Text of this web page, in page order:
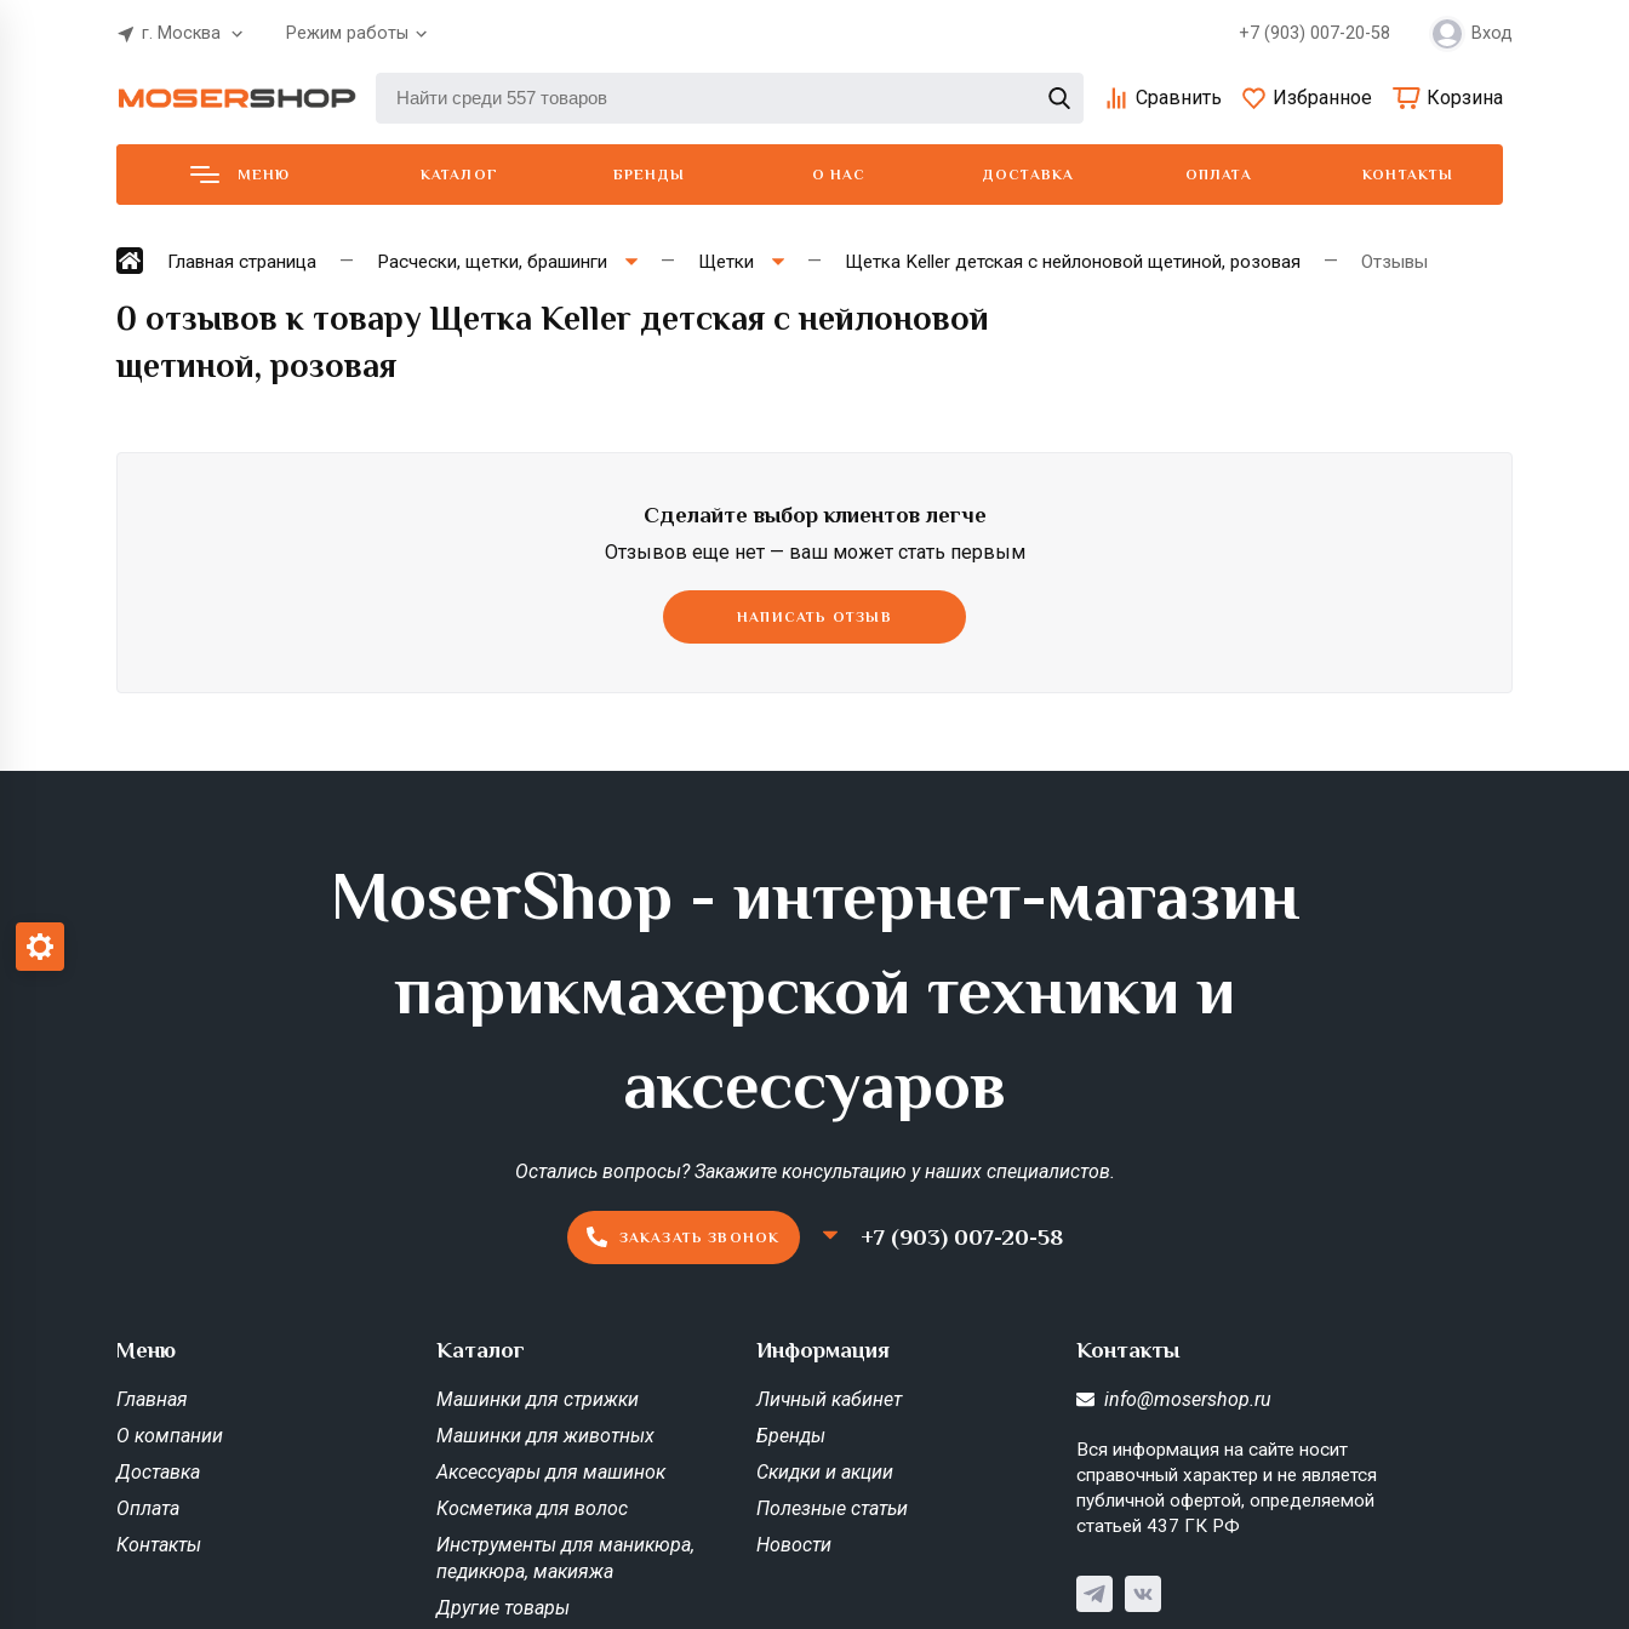
г. Москва Режим работы +7 (903) 007-20-58 Вход
Сравнить Избранное Корзина
МЕНЮ КАТАЛОГ БРЕНДЫ О НАС ДОСТАВКА ОПЛАТА КОНТАКТЫ
Главная страница Расчески, щетки, брашинги Щетки Щетка Keller детская с нейлоновой щетиной, розовая Отзывы
0 отзывов к товару Щетка Keller детская с нейлоновой
щетиной, розовая
Сделайте выбор клиентов легче
Отзывов еще нет — ваш может стать первым
НАПИСАТЬ ОТЗЫВ
MoserShop - интернет-магазин
парикмахерской техники и
аксессуаров
Остались вопросы? Закажите консультацию у наших специалистов.
ЗАКАЗАТЬ ЗВОНОК +7 (903) 007-20-58
Меню
Главная
О компании
Доставка
Оплата
Контакты
Каталог
Машинки для стрижки
Машинки для животных
Аксессуары для машинок
Косметика для волос
Инструменты для маникюра,
педикюра, макияжа
Другие товары
Информация
Личный кабинет
Бренды
Скидки и акции
Полезные статьи
Новости
Контакты
info@mosershop.ru
Вся информация на сайте носит
справочный характер и не является
публичной офертой, определяемой
статьей 437 ГК РФ